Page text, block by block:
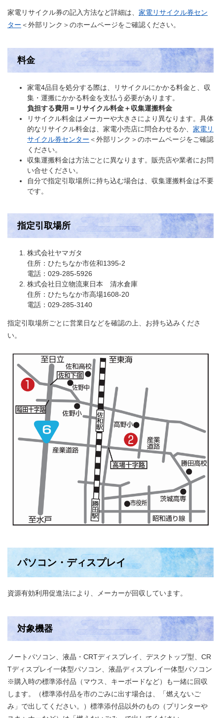
家電リサイクル券の記入方法など詳細は、 家電リサイクル券セン
ター ＜外部リンク＞のホームページをご確認ください。
料金
家電4品目を処分する際は、リサイクルにかかる料金と、収
集・運搬にかかる料金を支払う必要があります。
負担する費用＝リサイクル料金＋収集運搬料金
リサイクル料金はメーカーや大きさにより異なります。具体
的なリサイクル料金は、家電小売店に問合わせるか、 家電リ
サイクル券センター ＜外部リンク＞のホームページをご確認
ください。
収集運搬料金は方法ごとに異なります。販売店や業者にお問
い合せください。
自分で指定引取場所に持ち込む場合は、収集運搬料金は不要
です。
指定引取場所
株式会社ヤマガタ
住所：ひたちなか市佐和1395-2
電話：029-285-5926
株式会社日立物流東日本 清水倉庫
住所：ひたちなか市高場1608-20
電話：029-285-3140
指定引取場所ごとに営業日などを確認の上、お持ち込みくださ
い。
パソコン・ディスプレイ
資源有効利用促進法により、メーカーが回収しています。
対象機器
ノートパソコン、液晶・CRTディスプレイ、デスクトップ型、CR
Tディスプレイ一体型パソコン、液晶ディスプレイ一体型パソコン
※購入時の標準添付品（マウス、キーボードなど）も一緒に回収
します。（標準添付品を市のごみに出す場合は、「燃えないご
み」で出してください。）標準添付品以外のもの（プリンターや